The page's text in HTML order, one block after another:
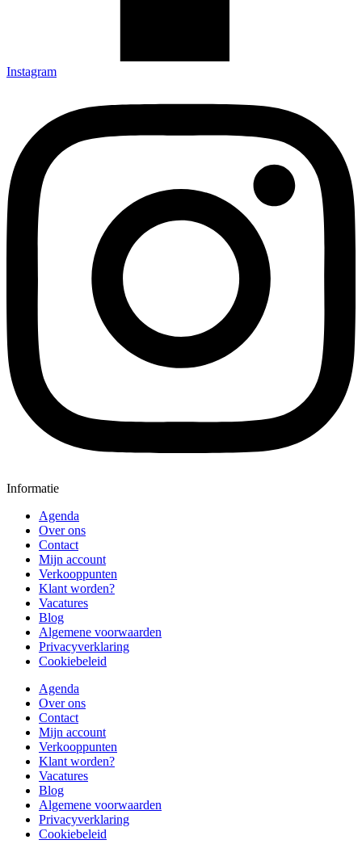
Instagram
Informatie
Agenda
Over ons
Contact
Mijn account
Verkooppunten
Klant worden?
Vacatures
Blog
Algemene voorwaarden
Privacyverklaring
Cookiebeleid
Agenda
Over ons
Contact
Mijn account
Verkooppunten
Klant worden?
Vacatures
Blog
Algemene voorwaarden
Privacyverklaring
Cookiebeleid